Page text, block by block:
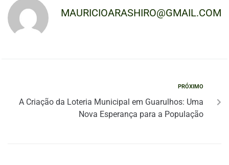
MAURICIOARASHIRO@GMAIL.COM
PRÓXIMO
A Criação da Loteria Municipal em Guarulhos: Uma
Nova Esperança para a População